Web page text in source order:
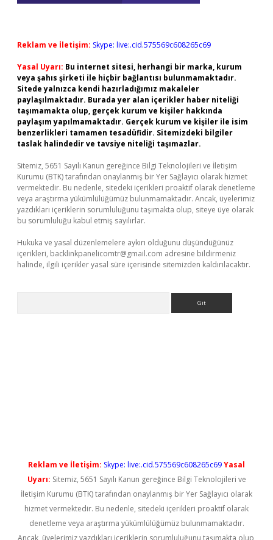
Reklam ve İletişim: Skype: live:.cid.575569c608265c69
Yasal Uyarı: Bu internet sitesi, herhangi bir marka, kurum
veya şahıs şirketi ile hiçbir bağlantısı bulunmamaktadır.
Sitede yalnızca kendi hazırladığımız makaleler
paylaşılmaktadır. Burada yer alan içerikler haber niteliği
taşımamakta olup, gerçek kurum ve kişiler hakkında
paylaşım yapılmamaktadır. Gerçek kurum ve kişiler ile isim
benzerlikleri tamamen tesadüfidir. Sitemizdeki bilgiler
taslak halindedir ve tavsiye niteliği taşımazlar.
Sitemiz, 5651 Sayılı Kanun gereğince Bilgi Teknolojileri ve İletişim
Kurumu (BTK) tarafından onaylanmış bir Yer Sağlayıcı olarak hizmet
vermektedir. Bu nedenle, sitedeki içerikleri proaktif olarak denetleme
veya araştırma yükümlülüğümüz bulunmamaktadır. Ancak, üyelerimiz
yazdıkları içeriklerin sorumluluğunu taşımakta olup, siteye üye olarak
bu sorumluluğu kabul etmiş sayılırlar.
Hukuka ve yasal düzenlemelere aykırı olduğunu düşündüğünüz
içerikleri, backlinkpanelicomtr@gmail.com adresine bildirmeniz
halinde, ilgili içerikler yasal süre içerisinde sitemizden kaldırılacaktır.
Reklam ve İletişim: Skype: live:.cid.575569c608265c69Yasal
Uyarı: Sitemiz, 5651 Sayılı Kanun gereğince Bilgi Teknolojileri ve
İletişim Kurumu (BTK) tarafından onaylanmış bir Yer Sağlayıcı olarak
hizmet vermektedir. Bu nedenle, sitedeki içerikleri proaktif olarak
denetleme veya araştırma yükümlülüğümüz bulunmamaktadır.
Ancak, üyelerimiz yazdıkları içeriklerin sorumluluğunu taşımakta olup,